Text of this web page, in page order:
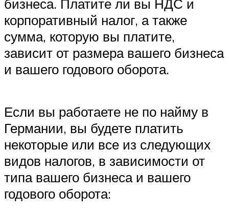
бизнеса. Платите ли вы НДС и
корпоративный налог, а также
сумма, которую вы платите,
зависит от размера вашего бизнеса
и вашего годового оборота.
Если вы работаете не по найму в
Германии, вы будете платить
некоторые или все из следующих
видов налогов, в зависимости от
типа вашего бизнеса и вашего
годового оборота: